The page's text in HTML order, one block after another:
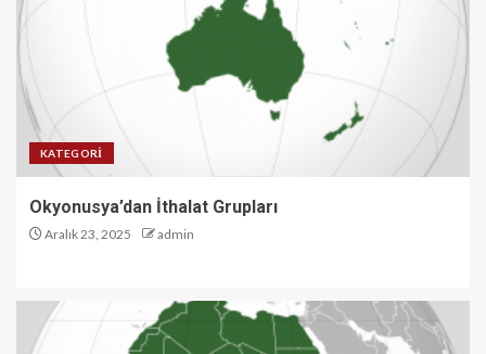
KATEGORI
Okyonusya’dan İthalat Grupları
Aralık 23, 2025 admin